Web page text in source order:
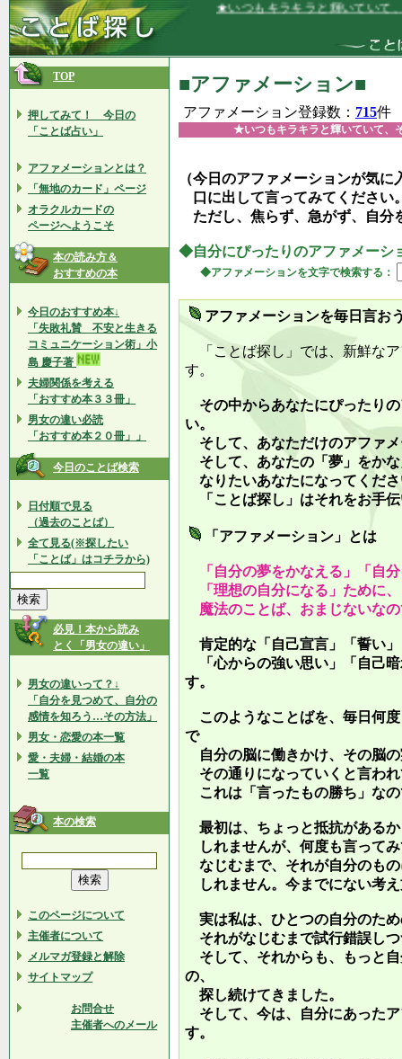
★いつもキラキラと輝いていて、その光
TOP
押してみて！ 今日の
「ことば占い」
アファメーションとは？
「無地のカード」ページ
オラクルカードの
ページへようこそ
本の読み方＆
おすすめの本
今日のおすすめ本↓
「失敗礼賛 不安と生きる
コミュニケーション術」小
島 慶子著
夫婦関係を考える
「おすすめ本３３冊」
男女の違い必読
「おすすめ本２０冊」」
今日のことば検索
日付順で見る
（過去のことば）
全て見る(※探したい
「ことば」はコチラから)
必見！本から読み
とく「男女の違い」
男女の違いって？↓
「自分を見つめて、自分の
感情を知ろう…その方法」
男女・恋愛の本一覧
愛・夫婦・結婚の本
一覧
本の検索
このページについて
主催者について
メルマガ登録と解除
サイトマップ
お問合せ
主催者へのメール
■アファメーション■
アファメーション登録数： 715件
★いつもキラキラと輝いていて、
（今日のアファメーションが気
口に出して言ってみてください
ただし、焦らず、急がず、自分
◆自分にぴったりのアファメーシ
◆アファメーションを文字で検索する：
アファメーションを毎日言お
「ことば探し」では、新鮮な
す。
その中からあなたにぴったり
い。
そして、あなただけのアファ
そして、あなたの「夢」をか
なりたいあなたになってくだ
「ことば探し」はそれをお手
「アファメーション」とは
「自分の夢をかなえる」「自
「理想の自分になる」ために
魔法のことば、おまじないな
肯定的な「自己宣言」「誓い
「心からの強い思い」「自己
す。
このようなことばを、毎日何
で
自分の脳に働きかけ、その脳
その通りになっていくと言わ
これは「言ったもの勝ち」な
最初は、ちょっと抵抗がある
しれませんが、何度も言って
なじむまで、それが自分のも
しれません。今までにない考
実は私は、ひとつの自分のた
それがなじむまで試行錯誤し
そして、それからも、もっと
の、
探し続けてきました。
そして、今は、自分にあった
す。